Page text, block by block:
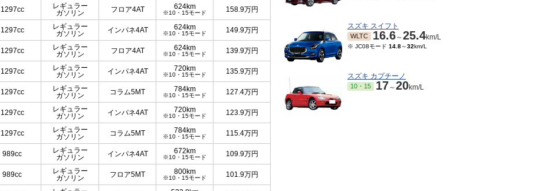
1297cc
レギュラー
ガソリン
フロア4AT 624km
※10・15モード 158.9万円
1297cc
レギュラー
ガソリン
インパネ4AT 624km
※10・15モード 149.9万円
1297cc
レギュラー
ガソリン
フロア4AT 624km
※10・15モード 139.9万円
1297cc
レギュラー
ガソリン
インパネ4AT 720km
※10・15モード 135.9万円
1297cc
レギュラー
ガソリン
コラム5MT 784km
※10・15モード 127.4万円
1297cc
レギュラー
ガソリン
インパネ4AT 720km
※10・15モード 123.9万円
1297cc
レギュラー
ガソリン
コラム5MT 784km
※10・15モード 115.4万円
989cc
レギュラー
ガソリン
インパネ4AT 672km
※10・15モード 109.9万円
989cc
レギュラー
ガソリン
フロア5MT 800km
※10・15モード 101.9万円
スズキ スイフト
WLTC 16.6～25.4km/L
※ JC08モード 14.8～32km/L
スズキ カプチーノ
10・15 17～20km/L